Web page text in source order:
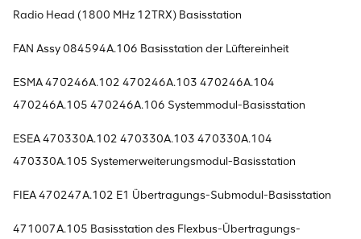
Radio Head (1800 MHz 12TRX) Basisstation
FAN Assy 084594A.106 Basisstation der Lüftereinheit
ESMA 470246A.102 470246A.103 470246A.104
470246A.105 470246A.106 Systemmodul-Basisstation
ESEA 470330A.102 470330A.103 470330A.104
470330A.105 Systemerweiterungsmodul-Basisstation
FIEA 470247A.102 E1 Übertragungs-Submodul-Basisstation
471007A.105 Basisstation des Flexbus-Übertragungs-